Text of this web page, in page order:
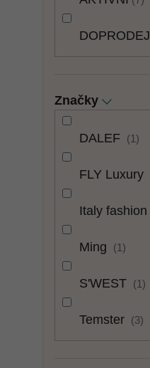
DOPRODEJ
Značky
DALEF 1
FLY Luxury
Italy fashion
Ming 1
S'WEST 1
Temster 3